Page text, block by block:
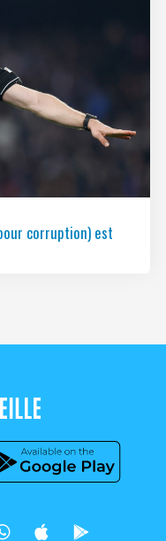
corruption) est